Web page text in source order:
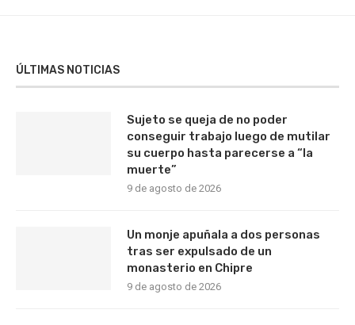
ÚLTIMAS NOTICIAS
Sujeto se queja de no poder
conseguir trabajo luego de mutilar
su cuerpo hasta parecerse a “la
muerte”
9 de agosto de 2026
Un monje apuñala a dos personas
tras ser expulsado de un
monasterio en Chipre
9 de agosto de 2026